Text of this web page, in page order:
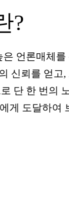
?
은 언론매체
신뢰를 얻
단 한 번의
게 도달하여